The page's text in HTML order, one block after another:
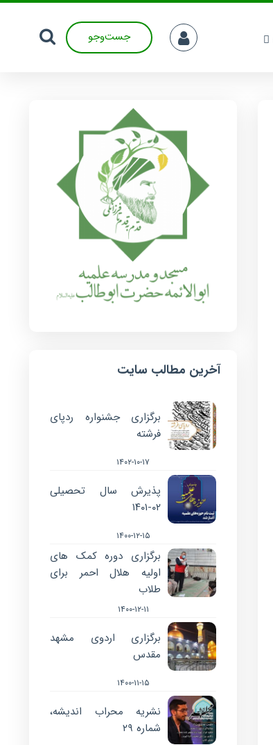
جست‌وجو
آخرین مطالب سایت
برگزاری جشنواره ردپای
فرشته
۱۴۰۲-۱۰-۱۷
پذیرش سال تحصیلی
۰۲-۱۴۰۱
۱۴۰۰-۱۲-۱۵
برگزاری دوره کمک های
اولیه هلال احمر برای
طلاب
۱۴۰۰-۱۲-۱۱
برگزاری اردوی مشهد
مقدس
۱۴۰۰-۱۱-۱۵
نشریه محراب اندیشه،
شماره ۲۹